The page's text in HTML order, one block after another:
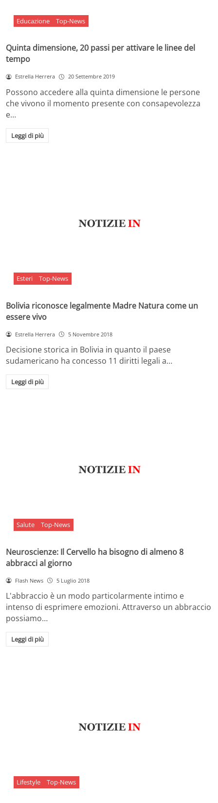
Educazione Top-News
Quinta dimensione, 20 passi per attivare le linee del
tempo
Estrella Herrera 20 Settembre 2019
Possono accedere alla quinta dimensione le persone
che vivono il momento presente con consapevolezza
e…
Leggi di più
Esteri Top-News
Bolivia riconosce legalmente Madre Natura come un
essere vivo
Estrella Herrera 5 Novembre 2018
Decisione storica in Bolivia in quanto il paese
sudamericano ha concesso 11 diritti legali a…
Leggi di più
Salute Top-News
Neuroscienze: Il Cervello ha bisogno di almeno 8
abbracci al giorno
Flash News 5 Luglio 2018
L'abbraccio è un modo particolarmente intimo e
intenso di esprimere emozioni. Attraverso un abbraccio
possiamo…
Leggi di più
Lifestyle Top-News